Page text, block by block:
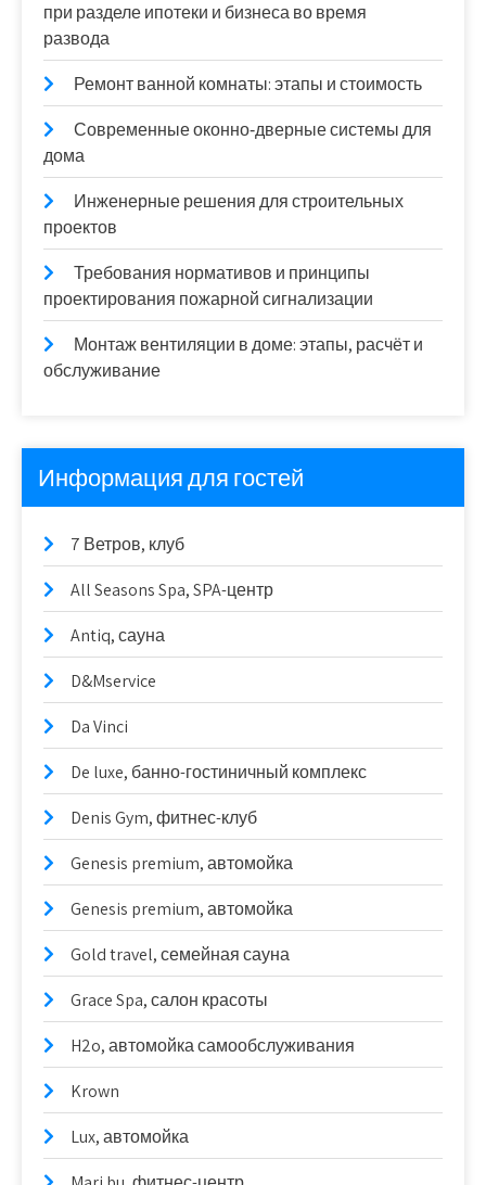
при разделе ипотеки и бизнеса во время
развода
Ремонт ванной комнаты: этапы и стоимость
Современные оконно‑дверные системы для
дома
Инженерные решения для строительных
проектов
Требования нормативов и принципы
проектирования пожарной сигнализации
Монтаж вентиляции в доме: этапы, расчёт и
обслуживание
Информация для гостей
7 Ветров, клуб
All Seasons Spa, SPA-центр
Antiq, сауна
D&Mservice
Da Vinci
De luxe, банно-гостиничный комплекс
Denis Gym, фитнес-клуб
Genesis premium, автомойка
Genesis premium, автомойка
Gold travel, семейная сауна
Grace Spa, салон красоты
H2o, автомойка самообслуживания
Krown
Lux, автомойка